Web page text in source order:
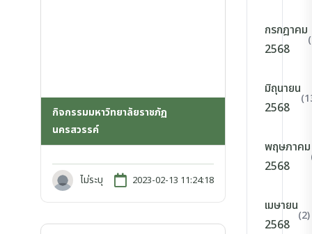
กิจกรรมมหาวิทยาลัยราชภัฏ
นครสวรรค์
ไม่ระบุ 2023-02-13 11:24:18
กรกฎาคม
2568
มิถุนายน
2568
พฤษภาคม
2568
เมษายน
2568
(2)